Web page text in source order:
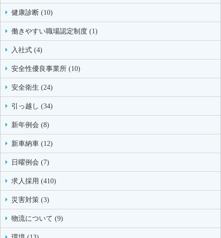
健康診断 (10)
働きやすい職場認定制度 (1)
入社式 (4)
安全性優良事業所 (10)
安全衛生 (24)
引っ越し (34)
新年例会 (8)
新車納車 (12)
日曜例会 (7)
求人採用 (410)
災害対策 (3)
物流について (9)